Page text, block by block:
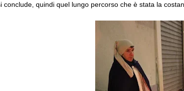
conclude, quindi quel lungo percorso che è stata la